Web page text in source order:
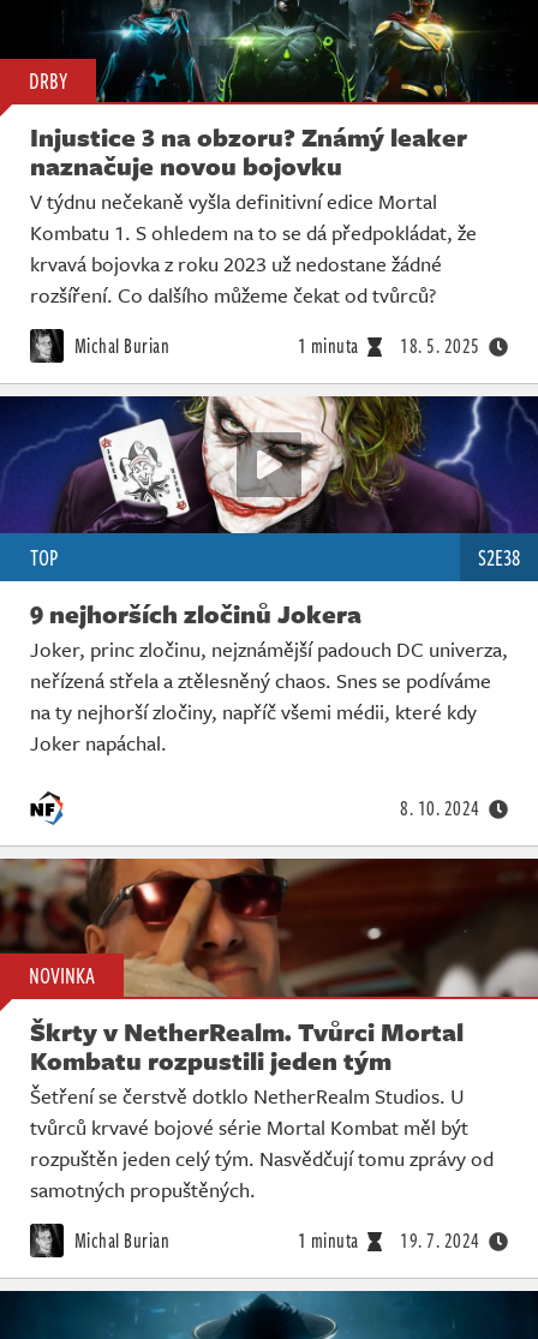
DRBY
Injustice 3 na obzoru? Známý leaker
naznačuje novou bojovku
V týdnu nečekaně vyšla definitivní edice Mortal
Kombatu 1. S ohledem na to se dá předpokládat, že
krvavá bojovka z roku 2023 už nedostane žádné
rozšíření. Co dalšího můžeme čekat od tvůrců?
Michal Burian 1 minuta 18. 5. 2025
TOP S2E38
9 nejhorších zločinů Jokera
Joker, princ zločinu, nejznámější padouch DC univerza,
neřízená střela a ztělesněný chaos. Snes se podíváme
na ty nejhorší zločiny, napříč všemi médii, které kdy
Joker napáchal.
8. 10. 2024
NOVINKA
Škrty v NetherRealm. Tvůrci Mortal
Kombatu rozpustili jeden tým
Šetření se čerstvě dotklo NetherRealm Studios. U
tvůrců krvavé bojové série Mortal Kombat měl být
rozpuštěn jeden celý tým. Nasvědčují tomu zprávy od
samotných propuštěných.
Michal Burian 1 minuta 19. 7. 2024